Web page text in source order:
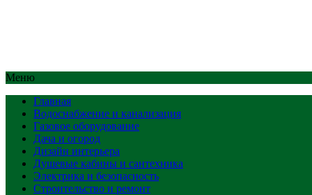
Меню
Главная
Водоснабжение и канализация
Газовое оборудование
Дача и огород
Дизайн интерьера
Душевые кабины и сантехника
Электрика и безопасность
Строительство и ремонт